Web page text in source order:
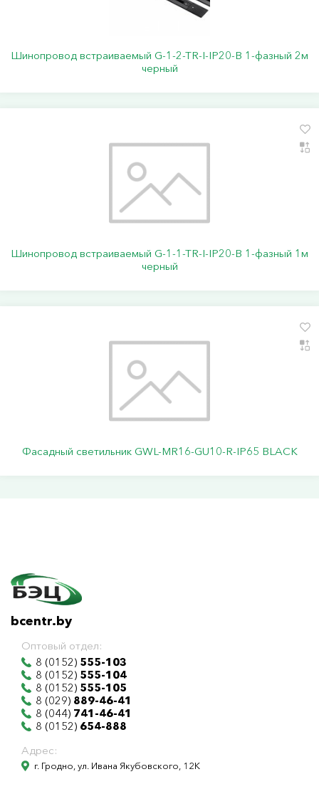
Шинопровод встраиваемый G-1-2-TR-I-IP20-B 1-фазный 2м
черный
Шинопровод встраиваемый G-1-1-TR-I-IP20-B 1-фазный 1м
черный
Фасадный светильник GWL-MR16-GU10-R-IP65 BLACK
bcentr.by
Оптовый отдел:
8 (0152) 555-103
8 (0152) 555-104
8 (0152) 555-105
8 (029) 889-46-41
8 (044) 741-46-41
8 (0152) 654-888
Адрес:
г. Гродно, ул. Ивана Якубовского, 12К